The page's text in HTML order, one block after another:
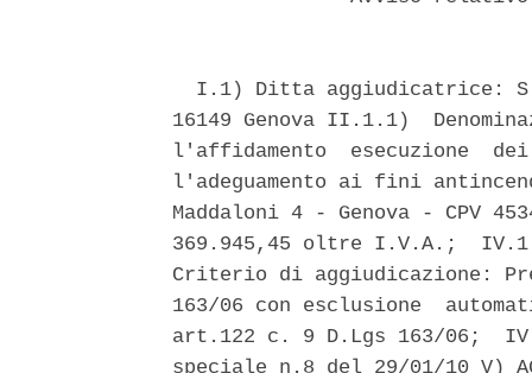
I.1) Ditta aggiudicatrice:
16149 Genova II.1.1)
l'affidamento  esecuzione
l'adeguamento ai fini
Maddaloni 4 - Genova - CPV
369.945,45 oltre I.V.A.;
Criterio di aggiudicazione:
163/06 con esclusione
art.122 c. 9 D.Lgs 163/06;
speciale n.8 del 29/01/10 V)